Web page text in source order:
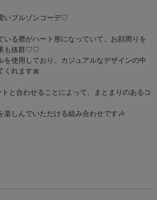
いブルゾンコーデ♡
いる襟がハート形になっていて、お顔周りを
も抜群♡♡
を使用しており、カジュアルなデザインの中
くれます🎀
と合わせることによって、まとまりのあるコ
楽しんでいただける組み合わせです🎶